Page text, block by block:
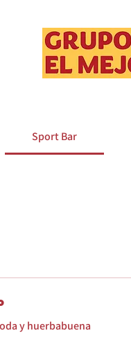
Sport Bar
y huerbabuena